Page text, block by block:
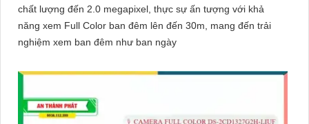
chất lượng đến 2.0 megapixel, thực sự ấn tượng với khả
năng xem Full Color ban đêm lên đến 30m, mang đến trải
nghiệm xem ban đêm như ban ngày